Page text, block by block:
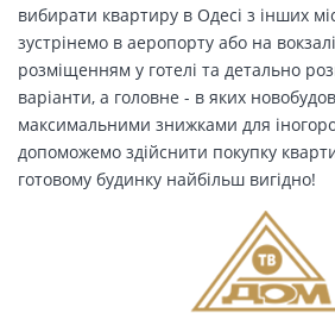
вибирати квартиру в Одесі з інших
зустрінемо в аеропорту або на
розміщенням у готелі та детально
варіанти, а головне - в яких
максимальними знижками для
допоможемо здійснити покупку
готовому будинку найбільш вигідно!